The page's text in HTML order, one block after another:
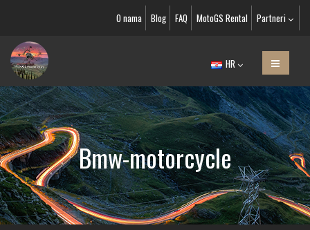
O nama Blog FAQ MotoGS Rental Partneri
HR
Bmw-motorcycle